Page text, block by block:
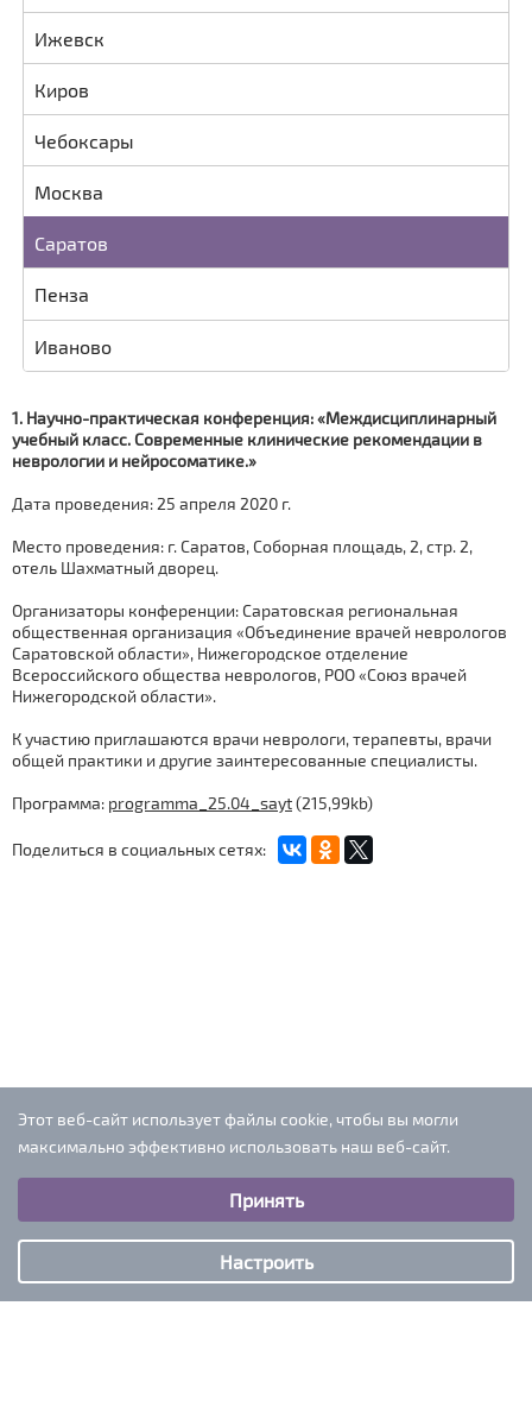
Ижевск
Киров
Чебоксары
Москва
Саратов
Пенза
Иваново
1. Научно-практическая конференция: «Междисциплинарный
учебный класс. Современные клинические рекомендации в
неврологии и нейросоматике.»
Дата проведения: 25 апреля 2020 г.
Место проведения: г. Саратов, Соборная площадь, 2, стр. 2,
отель Шахматный дворец.
Организаторы конференции: Саратовская региональная
общественная организация «Объединение врачей неврологов
Саратовской области», Нижегородское отделение
Всероссийского общества неврологов, РОО «Союз врачей
Нижегородской области».
К участию приглашаются врачи неврологи, терапевты, врачи
общей практики и другие заинтересованные специалисты.
Программа: programma_25.04_sayt(215,99kb)
Поделиться в социальных сетях:
iventtur@mail.ru
Этот веб-сайт использует файлы cookie, чтобы вы могли
максимально эффективно использовать наш веб-сайт.
Выберите настройки cookie
Аналитические/Функциональные
Принять
Настроить